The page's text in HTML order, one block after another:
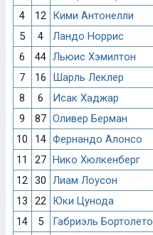
4
12 Кими Антонелли
5
4 Ландо Норрис
6
44 Льюис Хэмилтон
7
16 Шарль Леклер
8
6 Исак Хаджар
9
87 Оливер Берман
10
14 Фернандо Алонсо
11
27 Нико Хюлкенберг
12 30 Лиам Лоусон
13
22 Юки Цунода
14
5 Габриэль Бортолето